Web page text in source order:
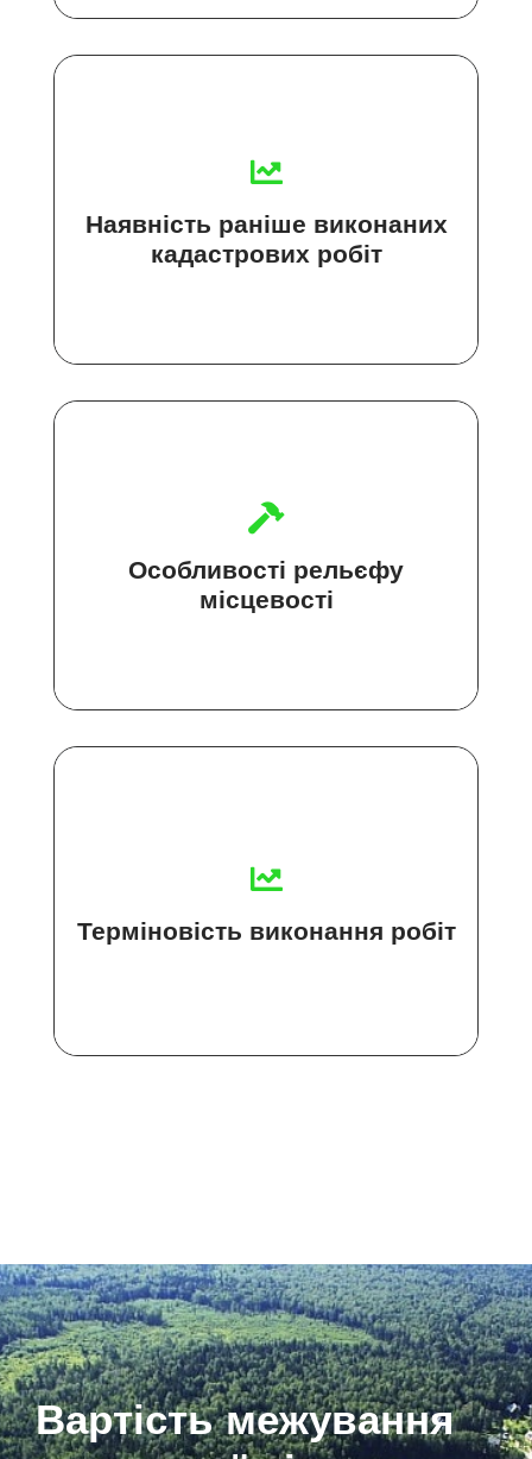
Наявність раніше виконаних
кадастрових робіт
Особливості рельєфу
місцевості
Терміновість виконання робіт
Вартість межування